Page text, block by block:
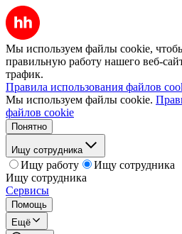
Мы используем файлы cookie,
правильную работу нашего веб-
трафик.
Правила использования файлов
Мы используем файлы cookie.
файлов cookie
Понятно
Ищу сотрудника
Ищу работу
Ищу сотрудника
Ищу сотрудника
Сервисы
Помощь
Ещё